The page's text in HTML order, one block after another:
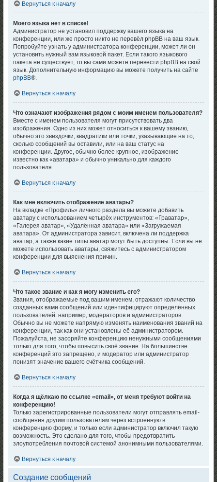
Вернуться к началу
Моего языка нет в списке!
Администратор не установил поддержку вашего языка на
конференции, или же просто никто не перевёл phpBB на ваш язык.
Попробуйте узнать у администратора конференции, может ли он
установить нужный вам языковой пакет. Если такого языкового
пакета не существует, то вы сами можете перевести phpBB на свой
язык. Дополнительную информацию вы можете получить на сайте
phpBB®.
Вернуться к началу
Что означают изображения рядом с моим именем пользователя?
Вместе с именем пользователя могут присутствовать два
изображения. Одно из них может относиться к вашему званию,
обычно это звёздочки, квадратики или точки, указывающие на то,
сколько сообщений вы оставили, или на ваш статус на
конференции. Другое, обычно более крупное, изображение
известно как «аватара» и обычно уникально для каждого
пользователя.
Вернуться к началу
Как мне включить отображение аватары?
На вкладке «Профиль» личного раздела вы можете добавить
аватару с использованием четырёх инструментов: «Граватар»,
«Галерея аватар», «Удалённая аватара» или «Загружаемая
аватара». От администратора зависит, включена ли поддержка
аватар, а также какие типы аватар могут быть доступны. Если вы не
можете использовать аватары, свяжитесь с администратором
конференции для выяснения причин.
Вернуться к началу
Что такое звание и как я могу изменить его?
Звания, отображаемые под вашим именем, отражают количество
созданных вами сообщений или идентифицируют определённых
пользователей: например, модераторов и администраторов.
Обычно вы не можете напрямую изменять наименования званий на
конференции, так как они установлены её администратором.
Пожалуйста, не засоряйте конференцию ненужными сообщениями
только для того, чтобы повысить своё звание. На большинстве
конференций это запрещено, и модератор или администратор
понизят значение вашего счётчика сообщений.
Вернуться к началу
Когда я щёлкаю по ссылке «email», от меня требуют войти на
конференцию!
Только зарегистрированные пользователи могут отправлять email-
сообщения другим пользователям через встроенную в
конференцию форму, и только если администратор включил такую
возможность. Это сделано для того, чтобы предотвратить
злоупотребления почтовой системой анонимными пользователями.
Вернуться к началу
Создание сообщений